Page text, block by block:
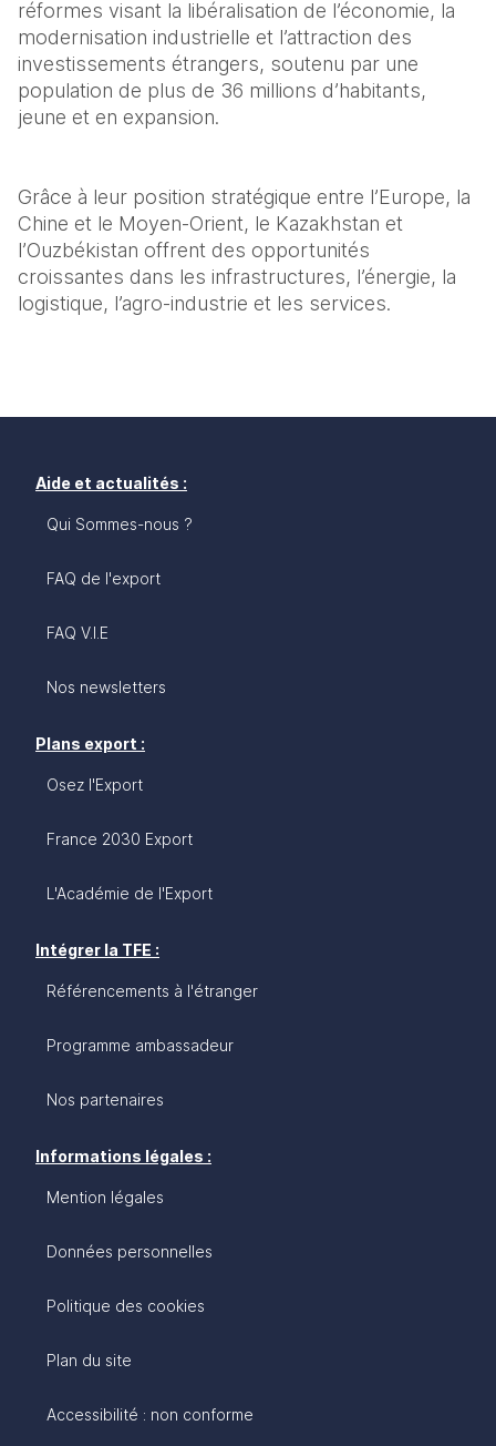
réformes visant la libéralisation de l’économie, la
modernisation industrielle et l’attraction des
investissements étrangers, soutenu par une
population de plus de 36 millions d’habitants,
jeune et en expansion.
Grâce à leur position stratégique entre l’Europe, la
Chine et le Moyen-Orient, le Kazakhstan et
l’Ouzbékistan offrent des opportunités
croissantes dans les infrastructures, l’énergie, la
logistique, l’agro-industrie et les services.
Aide et actualités :
Qui Sommes-nous ?
FAQ de l'export
FAQ V.I.E
Nos newsletters
Plans export :
Osez l'Export
France 2030 Export
L'Académie de l'Export
Intégrer la TFE :
Référencements à l'étranger
Programme ambassadeur
Nos partenaires
Informations légales :
Mention légales
Données personnelles
Politique des cookies
Plan du site
Accessibilité : non conforme